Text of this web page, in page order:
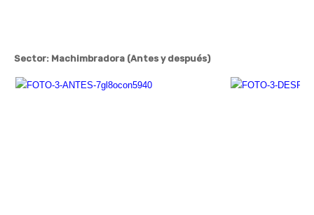
Sector: Machimbradora (Antes y después)